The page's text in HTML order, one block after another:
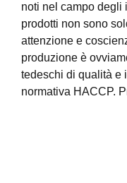
noti nel campo degli
prodotti non sono
attenzione e
produzione è
tedeschi di qualità e
normativa HACCP.